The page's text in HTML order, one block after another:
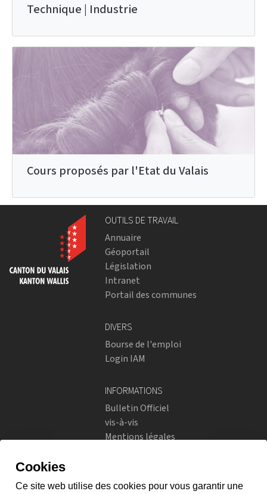
Technique | Industrie
Cours proposés par l'Etat du Valais
OUTILS DE TRAVAIL
Annuaire
Géoportail
Législation
Intranet
Portail des communes
DIVERS
Bourse de l'emploi
Login IAM
INFORMATIONS
Bulletin Officiel
vis-à-vis
Mentions légales